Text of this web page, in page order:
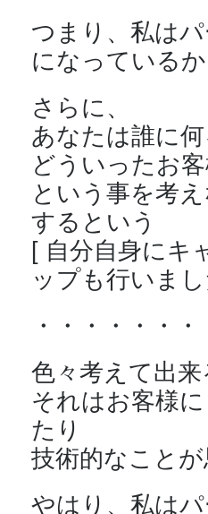
つまり、私は
になっている
さらに、
あなたは誰に
どういったお
という事を考
するという
[ 自分自身にキ
ップも行いま
・・・・・・
色々考えて出
それはお客様
たり
技術的なこと
やはり、私は